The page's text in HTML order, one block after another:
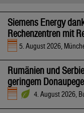
Siemens Energy
Rechenzentren mit
5. August 2026,
Rumänien und
geringem Donaupegel
4. August 2026,